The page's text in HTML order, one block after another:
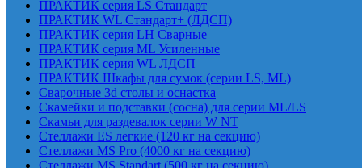
ПРАКТИК cерия LS Стандарт
ПРАКТИК WL Стандарт+ (ЛДСП)
ПРАКТИК серия LH Сварные
ПРАКТИК серия ML Усиленные
ПРАКТИК серия WL ЛДСП
ПРАКТИК Шкафы для сумок (серии LS, ML)
Сварочные 3d столы и оснастка
Скамейки и подставки (сосна) для серии ML/LS
Скамьи для раздевалок серии W NT
Стеллажи ES легкие (120 кг на секцию)
Стеллажи MS Pro (4000 кг на секцию)
Стеллажи MS Standart (500 кг на секцию)